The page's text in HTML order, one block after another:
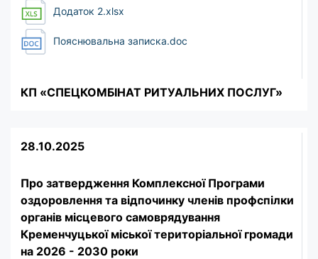
Додаток 2.xlsx
Пояснювальна записка.doc
КП «СПЕЦКОМБІНАТ РИТУАЛЬНИХ ПОСЛУГ»
28.10.2025
Про затвердження Комплексної Програми
оздоровлення та відпочинку членів профспілки
органів місцевого cамоврядування
Кременчуцької міської територіальної громади
на 2026 - 2030 роки